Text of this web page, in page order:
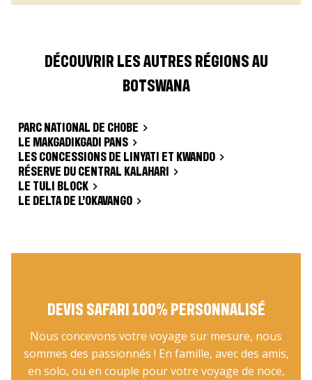
DÉCOUVRIR LES AUTRES RÉGIONS AU
BOTSWANA
PARC NATIONAL DE CHOBE
LE MAKGADIKGADI PANS
LES CONCESSIONS DE LINYATI ET KWANDO
RÉSERVE DU CENTRAL KALAHARI
LE TULI BLOCK
LE DELTA DE L’OKAVANGO
DEVIS SAFARI 100% PERSONNALISÉ
Nous concevons votre voyage sur mesure, nous
sommes des passionnés ! En famille, avec des amis,
en solo, ou en couple pour votre voyage de noce,